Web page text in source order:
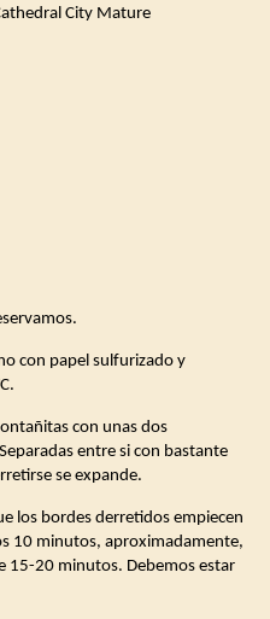
City Mature
con papel sulfurizado y
con unas dos
entre si con bastante
se expande.
los bordes derretidos empiecen
10 minutos, aproximadamente,
15-20 minutos. Debemos estar